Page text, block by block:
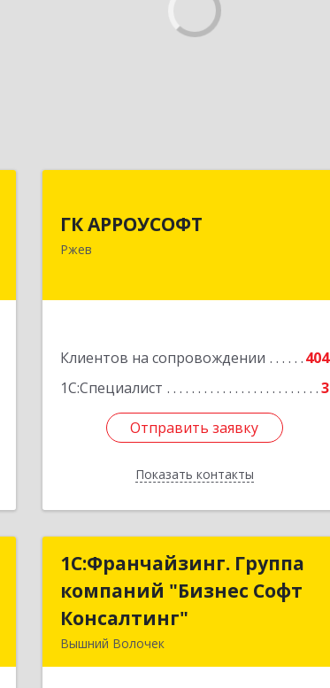
ГК АРРОУСОФТ
Ржев
Клиентов на сопровождении
404
1С:Специалист
3
Отправить заявку
Показать контакты
Ржев г, Большая Спасская ул, дом №
Отправить заявку
Назад
1С:Франчайзинг. Группа
компаний "Бизнес Софт
Консалтинг"
Вышний Волочек
1С:Франчайзинг. Группа
компаний "Бизнес Софт